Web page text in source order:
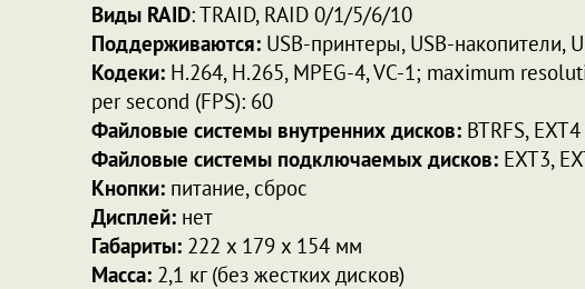
Виды RAID: TRAID, RAID 0/1/5/6/10
Поддерживаются: USB-принтеры, USB-накопители,
Кодеки: H.264, H.265, MPEG-4, VC-1; maximum
per second (FPS): 60
Файловые системы внутренних дисков: BTRFS, EXT4
Файловые системы подключаемых дисков: EXT3,
Кнопки: питание, сброс
Дисплей: нет
Габариты: 222 x 179 x 154 мм
Масса: 2,1 кг (без жестких дисков)